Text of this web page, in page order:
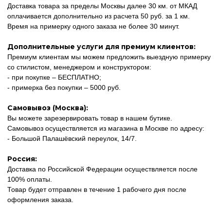
Доставка товара за пределы Москвы далее 30 км. от МКАД
оплачивается дополнительно из расчета 50 руб. за 1 км.
Время на примерку одного заказа не более 30 минут.
Дополнительные услуги для премиум клиентов:
Премиум клиентам мы можем предложить выездную примерку
со стилистом, менеджером и конструктором:
- при покупке – БЕСПЛАТНО;
- примерка без покупки – 5000 руб.
Самовывоз (Москва):
Вы можете зарезервировать товар в нашем бутике.
Самовывоз осуществляется из магазина в Москве по адресу:
- Большой Палашёвский переулок, 14/7.
Россия:
Доставка по Российской Федерации осуществляется после
100% оплаты.
Товар будет отправлен в течение 1 рабочего дня после
оформления заказа.